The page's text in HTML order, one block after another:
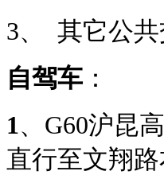
3、 其它公
自驾车 ：
1、G60沪昆
直行至文翔路